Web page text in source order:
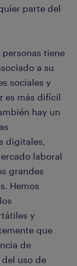
parte del
tiene
a su
sociales y
es más difícil
hay un
digitales,
laboral
grandes
Hemos
y
que
de
uso de